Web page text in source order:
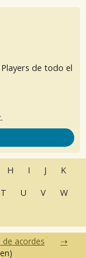
de todo el
H I J
K
T U V
W
de acordes